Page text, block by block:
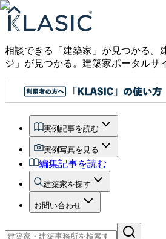
相談できる「建築家」が見つかる。
ジ」が見つかる。 建築家ポータルサ
実例記事を読む
実例写真を見る
編集記事を読む
建築家を探す
お問い合わせ